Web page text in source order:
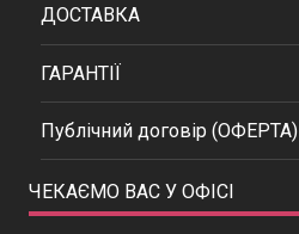
ДОСТАВКА
ГАРАНТІЇ
Публічний договір (ОФЕРТА)
ЧЕКАЄМО ВАС У ОФІСІ